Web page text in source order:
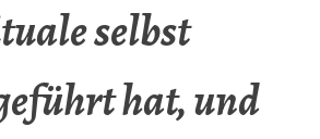
selbst
hat, und